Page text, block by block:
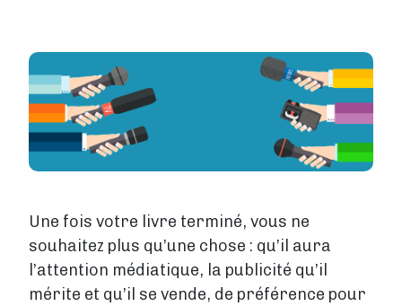
Services
Blog
Boutique
À propos de nous
Se connecter
Contact
Image
Une fois votre livre terminé, vous ne
souhaitez plus qu’une chose : qu’il aura
l’attention médiatique, la publicité qu’il
mérite et qu’il se vende, de préférence pour